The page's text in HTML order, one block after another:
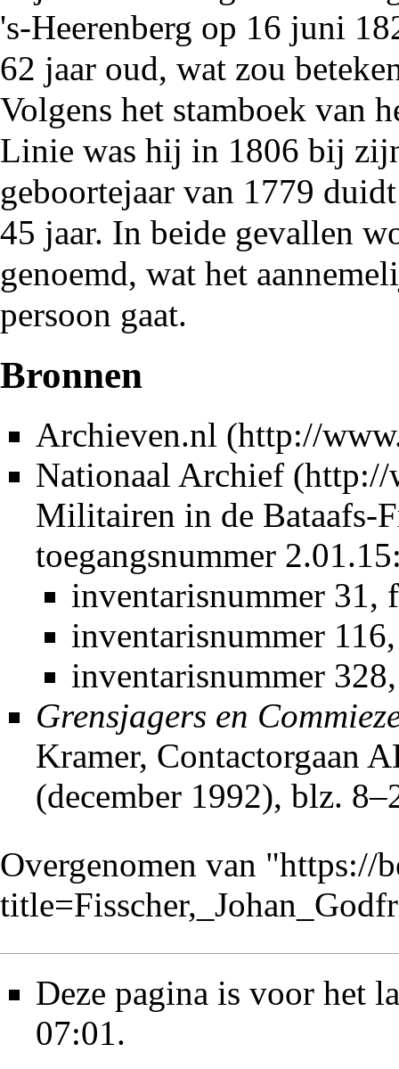
's-Heerenberg op 16 juni
62 jaar oud, wat zou
Volgens het stamboek van
Linie was hij in 1806 bij
geboortejaar van 1779
45 jaar. In beide gevallen
genoemd, wat het
persoon gaat.
Bronnen
Archieven.nl
Nationaal Archief
Militairen in de Bataafs-
toegangsnummer
inventarisnummer 31,
inventarisnummer
inventarisnummer
Grensjagers en
Kramer, Contactorgaan
(december 1992), blz.
Overgenomen van "https://
Deze pagina is voor het
07:01.